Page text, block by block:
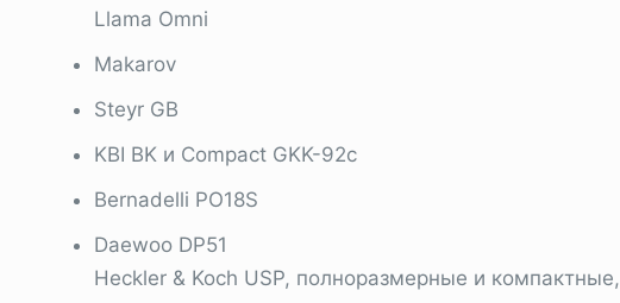
Llama Omni
Makarov
Steyr GB
KBI BK и Compact GKK-92c
Bernadelli PO18S
Daewoo DP51
Heckler & Koch USP, полноразмерные и